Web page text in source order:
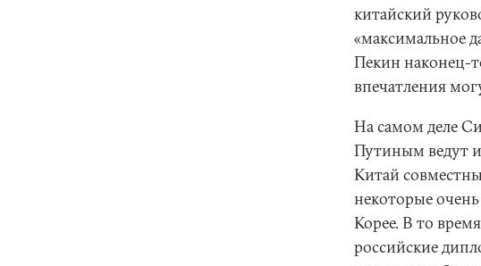
китайский
«максимальное
Пекин наконец-
впечатления
На самом деле
Путиным ведут
Китай
некоторые
Корее. В то
российские